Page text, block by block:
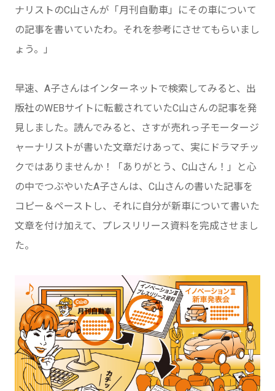
ナリストのC山さんが「月刊自動車」にその車について
の記事を書いていたわ。それを参考にさせてもらいまし
ょう。」
早速、A子さんはインターネットで検索してみると、出
版社のWEBサイトに転載されていたC山さんの記事を発
見しました。読んでみると、さすが売れっ子モータージ
ャーナリストが書いた文章だけあって、実にドラマチッ
クではありませんか！「ありがとう、C山さん！」と心
の中でつぶやいたA子さんは、C山さんの書いた記事を
コピー＆ペーストし、それに自分が新車について書いた
文章を付け加えて、プレスリリース資料を完成させまし
た。